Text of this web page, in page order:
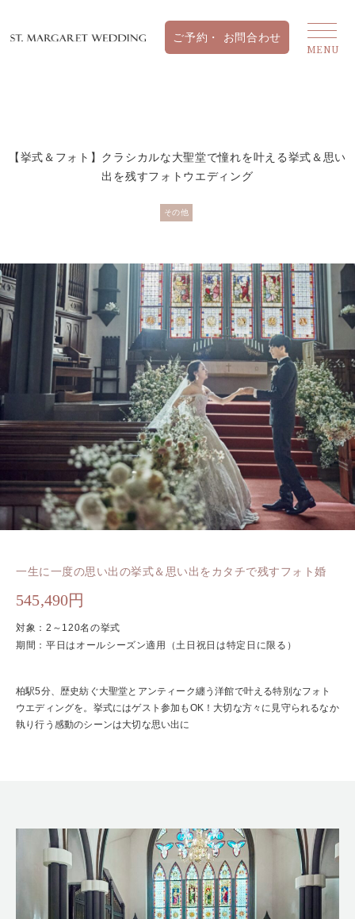
【挙式＆フォト】クラシカルな大聖堂で憧れを叶える挙式＆思い
出を残すフォトウエディング
その他
一生に一度の思い出の挙式＆思い出をカタチで残すフォト婚
545,490円
対象：2～120名の挙式
期間：平日はオールシーズン適用（土日祝日は特定日に限る）
柏駅5分、歴史紡ぐ大聖堂とアンティーク纏う洋館で叶える特別なフォト
ウエディングを。挙式にはゲスト参加もOK！大切な方々に見守られるなか
執り行う感動のシーンは大切な思い出に